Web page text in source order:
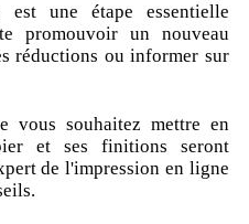
une étape essentielle
promouvoir un nouveau
réductions ou informer sur
vous souhaitez mettre en
et ses finitions seront
de l'impression en ligne